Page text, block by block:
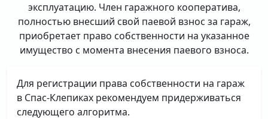
эксплуатацию. Член гаражного кооператива,
полностью внесший свой паевой взнос за гараж,
приобретает право собственности на указанное
имущество с момента внесения паевого взноса.
Для регистрации права собственности на гараж
в Спас-Клепиках рекомендуем придерживаться
следующего алгоритма.